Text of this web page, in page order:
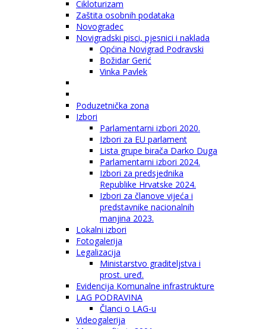
Cikloturizam
Zaštita osobnih podataka
Novogradec
Novigradski pisci, pjesnici i naklada
Općina Novigrad Podravski
Božidar Gerić
Vinka Pavlek
Poduzetnička zona
Izbori
Parlamentarni izbori 2020.
Izbori za EU parlament
Lista grupe birača Darko Duga
Parlamentarni izbori 2024.
Izbori za predsjednika
Republike Hrvatske 2024.
Izbori za članove vijeća i
predstavnike nacionalnih
manjina 2023.
Lokalni izbori
Fotogalerija
Legalizacija
Ministarstvo graditeljstva i
prost. uređ.
Evidencija Komunalne infrastrukture
LAG PODRAVINA
Članci o LAG-u
Videogalerija